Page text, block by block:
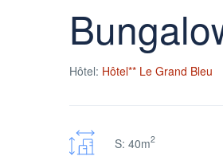
Hôtel: Hôtel** Le Grand Bleu
S: 40m2